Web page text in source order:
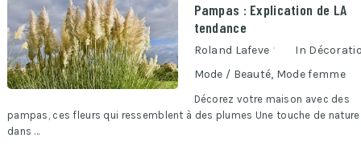
Pampas : Explication de LA
tendance
Roland Lafeve In
Mode / Beauté, Mode femme
Décorez votre maison avec des
pampas, ces fleurs qui ressemblent à des plumes Une touche de nature
dans …